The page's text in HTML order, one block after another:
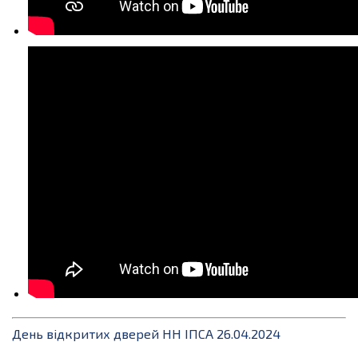
День відкритих дверей НН ІПСА 26.04.2024